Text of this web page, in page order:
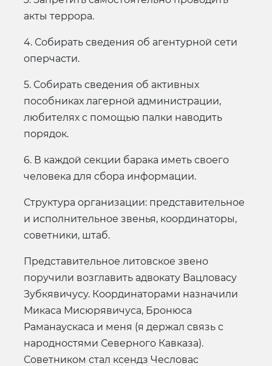
акты террора.
4. Собирать сведения об агентурной сети
оперчасти.
5. Собирать сведения об активных
пособниках лагерной администрации,
любителях с помощью палки наводить
порядок.
6. В каждой секции барака иметь своего
человека для сбора информации.
Структура организации: представительное
и исполнительное звенья, координаторы,
советники, штаб.
Представительное литовское звено
поручили возглавить адвокату Вацловасу
Зубкявичусу. Координаторами назначили
Микаса Мисюрявичуса, Бронюса
Раманаускаса и меня (я держал связь с
народностями Северного Кавказа).
Советником стал ксендз Чесловас